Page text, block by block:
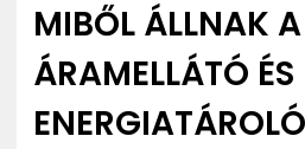
MIBŐL ÁLLNAK A
ÁRAMELLÁTÓ ÉS
ENERGIATÁROLÓ